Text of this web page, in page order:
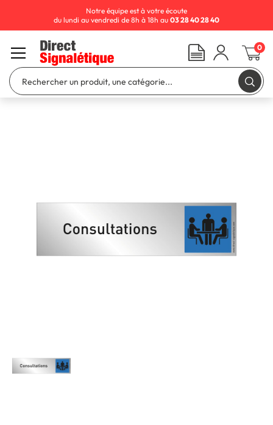
Notre équipe est à votre écoute
du lundi au vendredi de 8h à 18h au 03 28 40 28 40
0